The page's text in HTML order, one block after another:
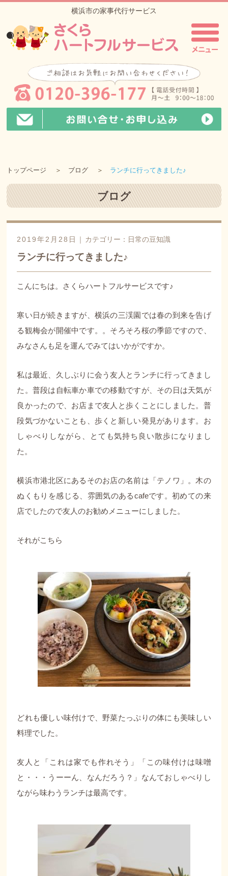
横浜市の家事代行サービス
トップページ ブログ ランチに行ってきました♪
ブログ
2019年2月28日｜ カテゴリー： 日常の豆知識
ランチに行ってきました♪
こんにちは。さくらハートフルサービスです♪
寒い日が続きますが、横浜の三渓園では春の到来を告げ
る観梅会が開催中です。。そろそろ桜の季節ですので、
みなさんも足を運んでみてはいかがですか。
私は最近、久しぶりに会う友人とランチに行ってきまし
た。普段は自転車か車での移動ですが、その日は天気が
良かったので、お店まで友人と歩くことにしました。普
段気づかないことも、歩くと新しい発見があります。お
しゃべりしながら、とても気持ち良い散歩になりまし
た。
横浜市港北区にあるそのお店の名前は「テノワ」。木の
ぬくもりを感じる、雰囲気のあるcafeです。初めての来
店でしたので友人のお勧めメニューにしました。
それがこちら
どれも優しい味付けで、野菜たっぷりの体にも美味しい
料理でした。
友人と「これは家でも作れそう」「この味付けは味噌
と・・・うーーん、なんだろう？」なんておしゃべりし
ながら味わうランチは最高です。